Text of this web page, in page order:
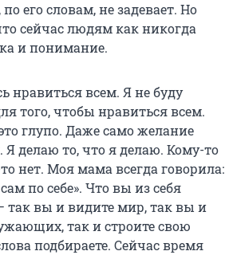
его словам, не задевает. Но
сейчас людям как никогда
и понимание.
нравиться всем. Я не буду
того, чтобы нравиться всем.
глупо. Даже само желание
Я делаю то, что я делаю. Кому-то
нет. Моя мама всегда говорила:
по себе». Что вы из себя
так вы и видите мир, так вы и
так и строите свою
подбираете. Сейчас время